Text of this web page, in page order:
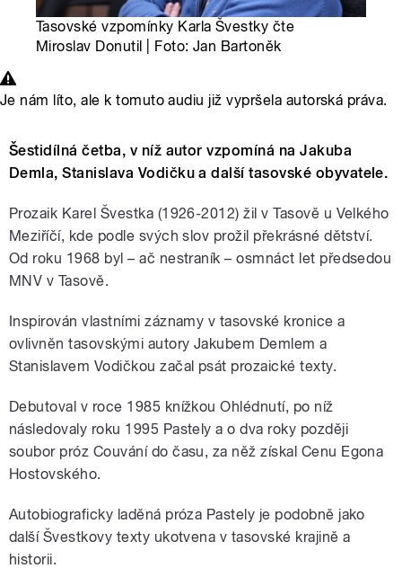
Tasovské vzpomínky Karla Švestky čte
Miroslav Donutil | Foto: Jan Bartoněk
Je nám líto, ale k tomuto audiu již vypršela autorská práva.
Šestidílná četba, v níž autor vzpomíná na Jakuba
Demla, Stanislava Vodičku a další tasovské obyvatele.
Prozaik Karel Švestka (1926-2012) žil v Tasově u Velkého
Meziříčí, kde podle svých slov prožil překrásné dětství.
Od roku 1968 byl – ač nestraník – osmnáct let předsedou
MNV v Tasově.
Inspirován vlastními záznamy v tasovské kronice a
ovlivněn tasovskými autory Jakubem Demlem a
Stanislavem Vodičkou začal psát prozaické texty.
Debutoval v roce 1985 knížkou Ohlédnutí, po níž
následovaly roku 1995 Pastely a o dva roky později
soubor próz Couvání do času, za něž získal Cenu Egona
Hostovského.
Autobiograficky laděná próza Pastely je podobně jako
další Švestkovy texty ukotvena v tasovské krajině a
historii.